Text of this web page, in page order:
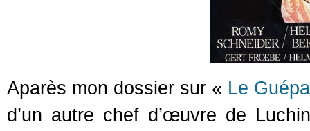
Aparès mon dossier sur « Le
d’un autre chef d’œuvre de